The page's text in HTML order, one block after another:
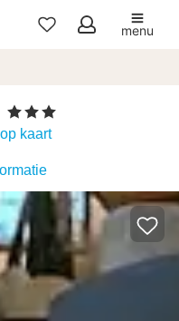
Mijn
menu
, 3 Sterren
kaart